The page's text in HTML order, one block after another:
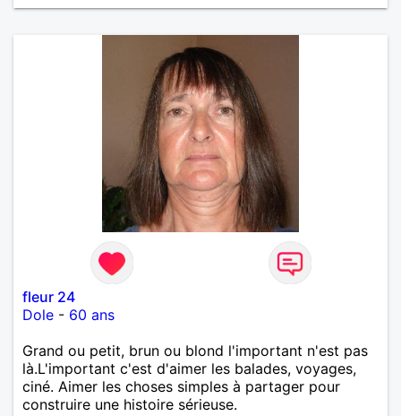
fleur 24
Dole - 60 ans
Grand ou petit, brun ou blond l'important n'est pas
là.L'important c'est d'aimer les balades, voyages,
ciné. Aimer les choses simples à partager pour
construire une histoire sérieuse.